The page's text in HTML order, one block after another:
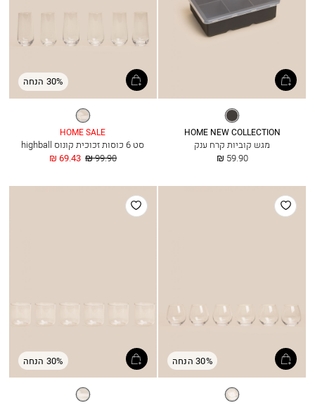
אפור
כהה
HOME NEW COLLECTION
מגש קוביות קרח ענק
החל
59.90 ₪
30% הנחה
שקוף
HOME SALE
סט 6 כוסות זכוכית קונוס highball
החל
69.43 ₪ מחיר
99.90 ₪
הוסף
למועדפים
30% הנחה
שקוף
הוסף
למועדפים
30% הנחה
שקוף